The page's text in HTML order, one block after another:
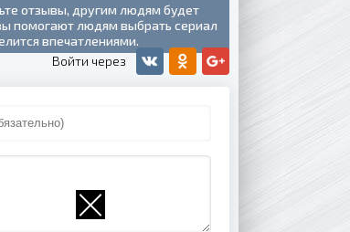
отзывы, другим людям будет
помогают людям выбрать сериал
впечатлениями.